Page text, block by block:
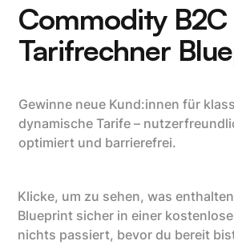
Commodity B2C
Tarifrechner
Gewinne neue Kund:innen für
dynamische Tarife –
optimiert und barrierefrei.
Klicke, um zu sehen, was
Blueprint sicher in einer
nichts passiert, bevor du bereit